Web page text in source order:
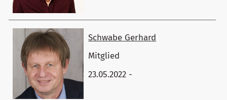
Schwabe ​Gerhard
Mitglied
23.05.2022 -